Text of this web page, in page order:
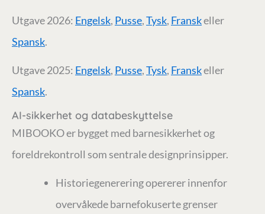
Utgave 2026: Engelsk, Pusse,Tysk, Franskeller
Spansk.
Utgave 2025: Engelsk, Pusse,Tysk, Franskeller
Spansk.
AI-sikkerhet og databeskyttelse
MIBOOKO er bygget med barnesikkerhet og
foreldrekontroll som sentrale designprinsipper.
Historiegenerering opererer innenfor
overvåkede barnefokuserte grenser